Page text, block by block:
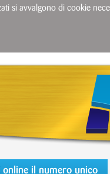
online il numero unico
si avvalgono di cookie